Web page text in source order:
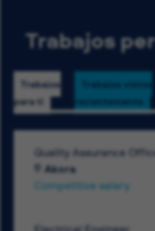
Trabajos
Trabajos
para ti
Trabajos vistos
recientemente
Quality Assurance
Akora
Competitive salary